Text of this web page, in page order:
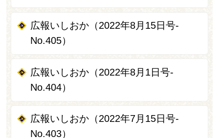
広報いしおか（2022年8月15日号-
No.405）
広報いしおか（2022年8月1日号-
No.404）
広報いしおか（2022年7月15日号-
No.403）